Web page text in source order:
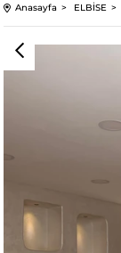
Anasayfa ELBİSE